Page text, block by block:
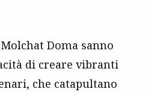
Molchat Doma sanno
di creare vibranti
che catapultano